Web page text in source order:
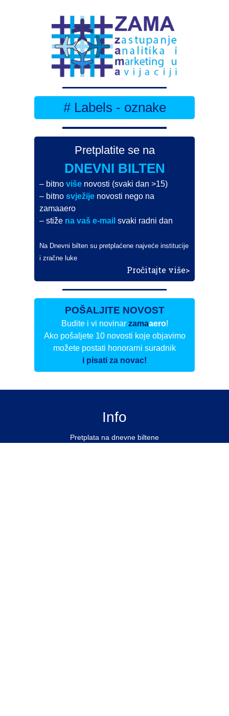
# Labels - oznake
Pretplatite se na
DNEVNI BILTEN
– bitnoviše novosti (svaki dan >15)
– bitnosvježije novosti nego na
zamaaero
– stiže na vaš e-mail svaki radni dan
Na Dnevni bilten su pretplaćene najveće institucije
i zračne luke
Pročitajte više>
POŠALJITE NOVOST
Budite i vi novinar zamaaero!
Ako pošaljete 10 novosti koje objavimo
možete postati honorarni suradnik
i pisati za novac!
Info
Pretplata na dnevne biltene